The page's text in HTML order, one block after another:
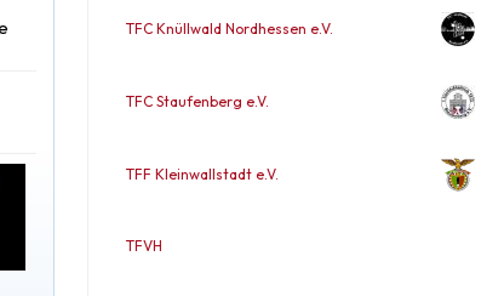
TFC Knüllwald Nordhessen e.V.
TFC Staufenberg e.V.
TFF Kleinwallstadt e.V.
TFVH